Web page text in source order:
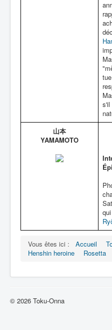
s'il
山本
YAMAMOTO
Vous êtes ici : Accueil
Henshin heroine
Rosetta
© 2026 Toku-Onna